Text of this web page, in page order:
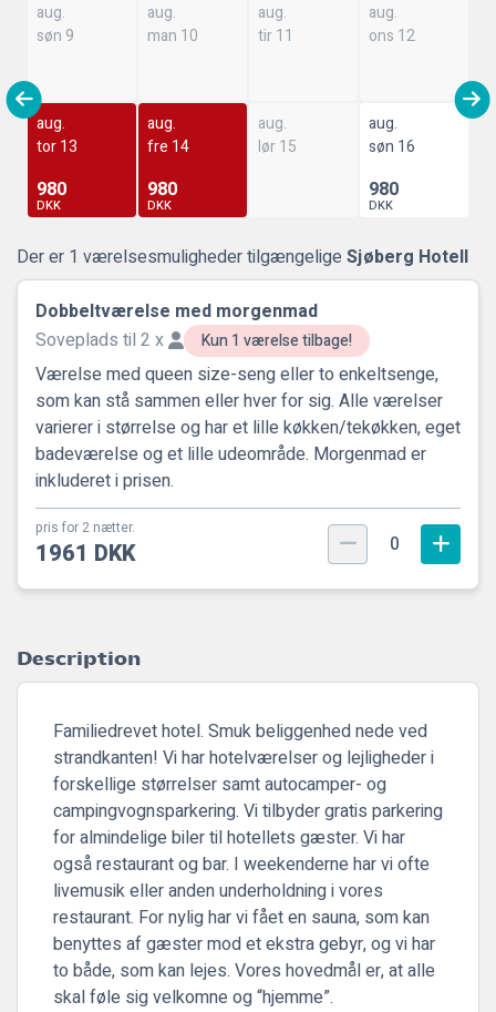
aug.
søn 9
aug.
man 10
aug.
tir 11
aug.
ons 12
aug.
tor 13
980
DKK
aug.
fre 14
980
DKK
aug.
lør 15
aug.
søn 16
980
DKK
Der er 1 værelsesmuligheder tilgængelige Sjøberg Hotell
Dobbeltværelse med morgenmad
Soveplads til 2 x
Kun 1 værelse tilbage!
Værelse med queen size-seng eller to enkeltsenge,
som kan stå sammen eller hver for sig. Alle værelser
varierer i størrelse og har et lille køkken/tekøkken, eget
badeværelse og et lille udeområde. Morgenmad er
inkluderet i prisen.
pris for 2 nætter.
1961 DKK 0
Description
Familiedrevet hotel. Smuk beliggenhed nede ved
strandkanten! Vi har hotelværelser og lejligheder i
forskellige størrelser samt autocamper- og
campingvognsparkering. Vi tilbyder gratis parkering
for almindelige biler til hotellets gæster. Vi har
også restaurant og bar. I weekenderne har vi ofte
livemusik eller anden underholdning i vores
restaurant. For nylig har vi fået en sauna, som kan
benyttes af gæster mod et ekstra gebyr, og vi har
to både, som kan lejes. Vores hovedmål er, at alle
skal føle sig velkomne og “hjemme”.